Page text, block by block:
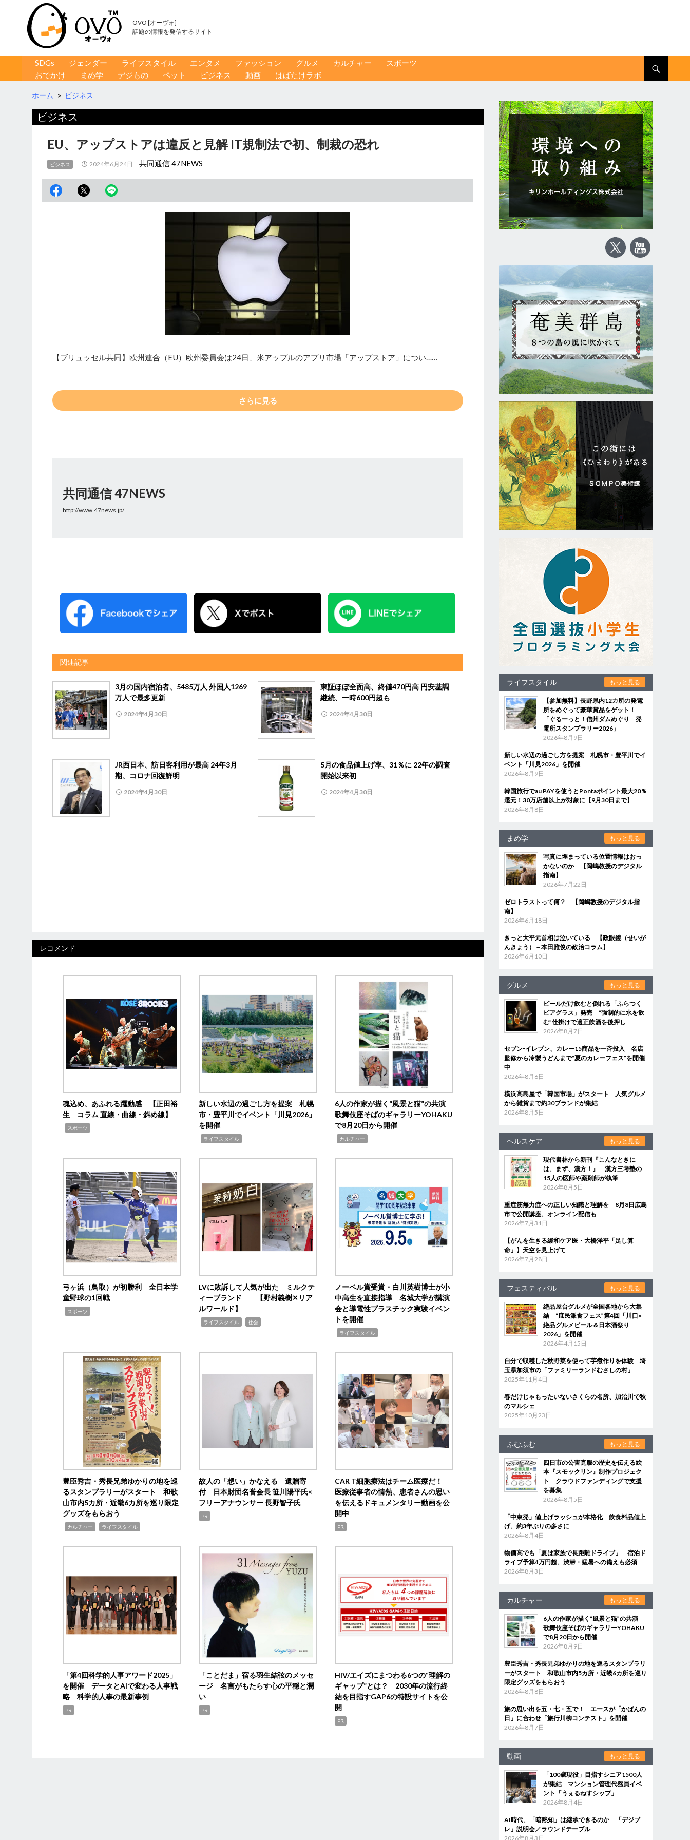
OVO [オーヴォ]
話題の情報を発信するサイト
コンテンツへ移動
SDGs ジェンダー ライフスタイル エンタメ ファッション グルメ カルチャー
スポーツ
おでかけ
まめ学 デジもの ペット ビジネス 動画 はばたけラボ
ホーム > ビジネス
ビジネス
EU、アップストアは違反と見解 IT規制法で初、制裁の恐れ
ビジネス 2024年6月24日 共同通信 47NEWS
【ブリュッセル共同】欧州連合（EU）欧州委員会は24日、米アップルのアプリ市場「アップストア」につい……
さらに見る
共同通信 47NEWS
http://www.47news.jp/
関連記事
3月の国内宿泊者、5485万人 外国人1269
万人で最多更新
2024年4月30日
東証ほぼ全面高、終値470円高 円安基調
継続、一時600円超も
2024年4月30日
JR西日本、訪日客利用が最高 24年3月
期、コロナ回復鮮明
2024年4月30日
5月の食品値上げ率、31％に 22年の調査
開始以来初
2024年4月30日
レコメンド
魂込め、あふれる躍動感 【正田裕
生 コラム 直線・曲線・斜め線】
スポーツ
新しい水辺の過ごし方を提案 札幌
市・豊平川でイベント「川見2026」
を開催
ライフスタイル
6人の作家が描く“風景と猫”の共演
歌舞伎座そばのギャラリーYOHAKU
で8月20日から開催
カルチャー
弓ヶ浜（鳥取）が初勝利 全日本学
童野球の1回戦
スポーツ
LVに敗訴して人気が出た ミルクテ
ィーブランド 【野村義樹✕リア
ルワールド】
ライフスタイル 社会
ノーベル賞受賞・白川英樹博士が小
中高生を直接指導 名城大学が講演
会と導電性プラスチック実験イベン
トを開催
ライフスタイル
豊臣秀吉・秀長兄弟ゆかりの地を巡
るスタンプラリーがスタート 和歌
山市内5カ所・近畿6カ所を巡り限定
グッズをもらおう
カルチャー ライフスタイル
故人の「想い」かなえる 遺贈寄
付 日本財団名誉会長 笹川陽平氏×
フリーアナウンサー 長野智子氏
PR
CAR T細胞療法はチーム医療だ！
医療従事者の情熱、患者さんの思い
を伝えるドキュメンタリー動画を公
開中
PR
「第4回科学的人事アワード2025」
を開催 データとAIで変わる人事戦
略 科学的人事の最新事例
PR
「ことだま」宿る羽生結弦のメッセ
ージ 名言がもたらす心の平穏と潤
い
PR
HIV/エイズにまつわる6つの“理解の
ギャップ”とは？ 2030年の流行終
結を目指すGAP6の特設サイトを公
開
PR
ライフスタイル もっと見る
【参加無料】長野県内12カ所の発電
所をめぐって豪華賞品をゲット！
「ぐるーっと！信州ダムめぐり 発
電所スタンプラリー2026」
2026年8月9日
新しい水辺の過ごし方を提案 札幌市・豊平川でイ
ベント「川見2026」を開催
2026年8月9日
韓国旅行でau PAYを使うとPontaポイント最大20％
還元！30万店舗以上が対象に【9月30日まで】
2026年8月8日
まめ学 もっと見る
写真に埋まっている位置情報はおっ
かないのか 【岡嶋教授のデジタル
指南】
2026年7月22日
ゼロトラストって何？ 【岡嶋教授のデジタル指
南】
2026年6月18日
きっと大平元首相は泣いている 【政眼鏡（せいが
んきょう）－本田雅俊の政治コラム】
2026年6月10日
グルメ もっと見る
ビールだけ飲むと倒れる「ふらつく
ビアグラス」発売 “強制的に水を飲
む”仕掛けで適正飲酒を後押し
2026年8月7日
セブン‐イレブン、カレー15商品を一斉投入 名店
監修から冷製うどんまで“夏のカレーフェス”を開催
中
2026年8月6日
横浜高島屋で「韓国市場」がスタート 人気グルメ
から雑貨まで約30ブランドが集結
2026年8月5日
ヘルスケア もっと見る
現代書林から新刊『こんなときに
は、まず、漢方！』 漢方三考塾の
15人の医師や薬剤師が執筆
2026年8月5日
重症筋無力症への正しい知識と理解を 8月8日広島
市で公開講座、オンライン配信も
2026年7月31日
【がんを生きる緩和ケア医・大橋洋平「足し算
命」】天空を見上げて
2026年7月28日
フェスティバル もっと見る
絶品屋台グルメが全国各地から大集
結 “庶民派食フェス”第4回「川口×
絶品グルメビール＆日本酒祭り
2026」を開催
2026年4月15日
自分で収穫した秋野菜を使って芋煮作りを体験 埼
玉県加須市の「ファミリーランドむさしの村」
2025年11月4日
春だけじゃもったいないさくらの名所、加治川で秋
のマルシェ
2025年10月23日
ふむふむ もっと見る
四日市の公害克服の歴史を伝える絵
本『スモックリン』制作プロジェク
ト クラウドファンディングで支援
を募集
2026年8月5日
「中東発」値上げラッシュが本格化 飲食料品値上
げ、約3年ぶりの多さに
2026年8月4日
物価高でも「夏は家族で長距離ドライブ」 宿泊ド
ライブ予算4万円超、渋滞・猛暑への備えも必須
2026年8月3日
カルチャー もっと見る
6人の作家が描く“風景と猫”の共演
歌舞伎座そばのギャラリーYOHAKU
で8月20日から開催
2026年8月9日
豊臣秀吉・秀長兄弟ゆかりの地を巡るスタンプラリ
ーがスタート 和歌山市内5カ所・近畿6カ所を巡り
限定グッズをもらおう
2026年8月8日
旅の思い出を五・七・五で！ エースが「かばんの
日」に合わせ「旅行川柳コンテスト」を開催
2026年8月7日
動画 もっと見る
「100歳現役」目指すシニア1500人
が集結 マンション管理代務員イベ
ント「うぇるねすシップ」
2026年8月4日
AI時代、「暗黙知」は継承できるのか 「デジブ
レ」説明会／ラウンドテーブル
2026年8月3日